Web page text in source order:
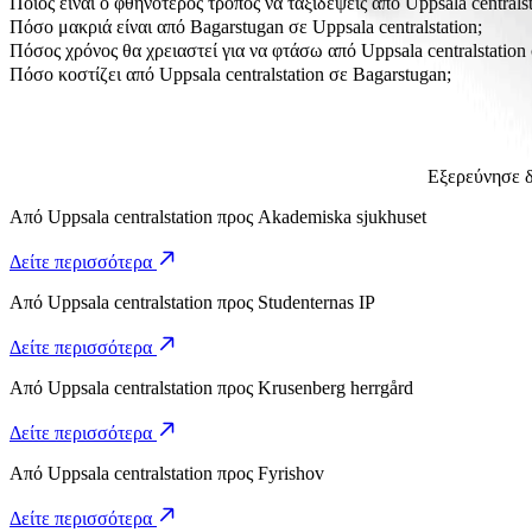
Ο πιο προσιτός τρόπος να ταξιδέψεις από Uppsala centralstation
Πόσο μακριά είναι από Bagarstugan σε Uppsala centralstation;
Το Bagarstugan απέχει περίπου 17,6 χλμ. από Uppsala centralstation.
Πόσος χρόνος θα χρειαστεί για να φτάσω από Uppsala
Χρειάζονται περίπου 18 λ. για να φτάσεις από Uppsala
Πόσο κοστίζει από Uppsala centralstation σε Bagarstugan;
Εξερεύνησε
Από Uppsala centralstation προς Akademiska sjukhuset
Δείτε περισσότερα
Από Uppsala centralstation προς Studenternas IP
Δείτε περισσότερα
Από Uppsala centralstation προς Krusenberg herrgård
Δείτε περισσότερα
Από Uppsala centralstation προς Fyrishov
Δείτε περισσότερα